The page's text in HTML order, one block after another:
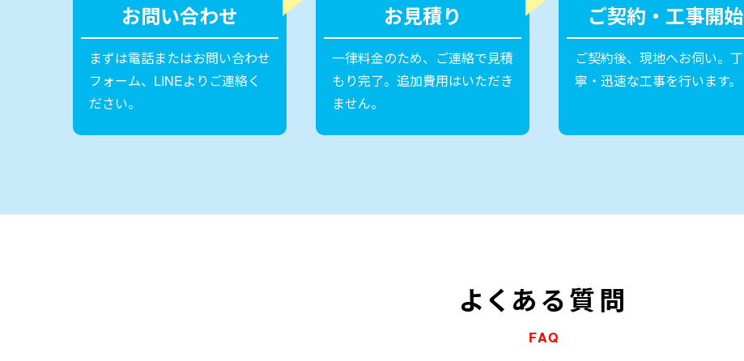
お問い合わせ
まずは電話またはお問い合わせ
フォーム、LINEよりご連絡く
ださい。
お見積り
一律料金のため、ご連絡で見積
もり完了。追加費用はいただき
ません。
ご契約・工事開始
ご契約後、現地へお伺い。丁
寧・迅速な工事を行います。
よくある質問
FAQ